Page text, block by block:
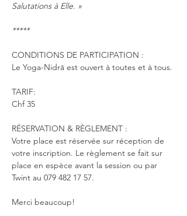
Salutations à Elle. »
*****
CONDITIONS DE PARTICIPATION :
Le Yoga-Nidrā est ouvert à toutes et à tous.
TARIF:
Chf 35
RÉSERVATION & RÈGLEMENT :
Votre place est réservée sur réception de
votre inscription. Le règlement se fait sur
place en espèce avant la session ou par
Twint au 079 482 17 57.
Merci beaucoup!